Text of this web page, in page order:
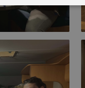
Necessari